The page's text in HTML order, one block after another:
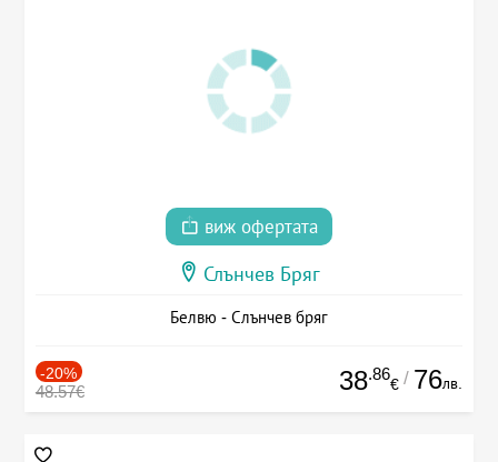
виж офертата
Слънчев Бряг
Белвю - Слънчев бряг
-20%
48.57€ 38.86
€ / 76лв.